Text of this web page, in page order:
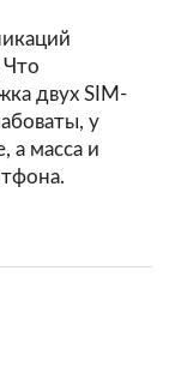
Что
двух SIM-
у
а масса и